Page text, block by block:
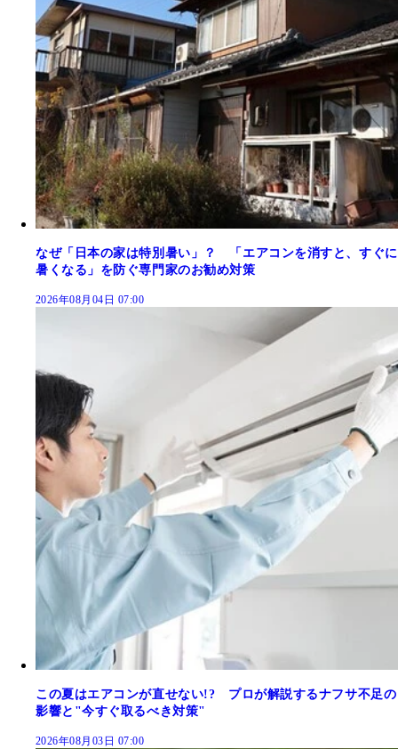
なぜ「日本の家は特別暑い」？ 「エアコンを消すと、すぐに
暑くなる」を防ぐ専門家のお勧め対策
2026年08月04日 07:00
この夏はエアコンが直せない!? プロが解説するナフサ不足の
影響と"今すぐ取るべき対策"
2026年08月03日 07:00